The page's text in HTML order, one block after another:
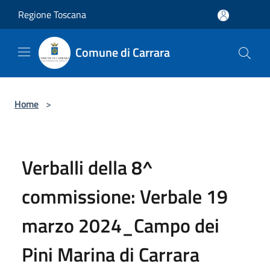
Regione Toscana
Comune di Carrara
Home >
Verballi della 8^
commissione: Verbale 19
marzo 2024_Campo dei
Pini Marina di Carrara